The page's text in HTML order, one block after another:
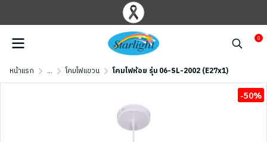
0
หน้าแรก ... โคมไฟแขวน โคมไฟห้อย รุ่น 06-SL-2002 (E27x1)
-50%